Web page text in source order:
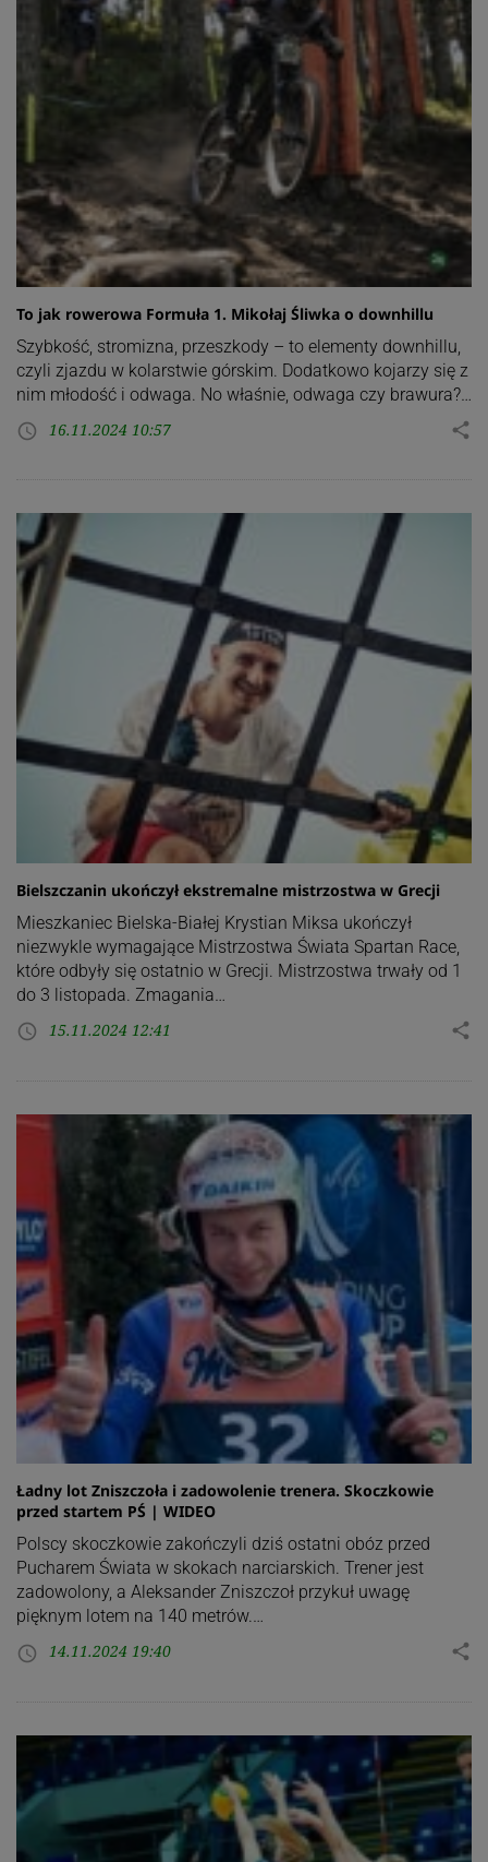
To jak rowerowa Formuła 1. Mikołaj Śliwka o downhillu
Szybkość, stromizna, przeszkody – to elementy downhillu,
czyli zjazdu w kolarstwie górskim. Dodatkowo kojarzy się z
nim młodość i odwaga. No właśnie, odwaga czy brawura?…
access_time 16.11.2024 10:57 share
Bielszczanin ukończył ekstremalne mistrzostwa w Grecji
Mieszkaniec Bielska-Białej Krystian Miksa ukończył
niezwykle wymagające Mistrzostwa Świata Spartan Race,
które odbyły się ostatnio w Grecji. Mistrzostwa trwały od 1
do 3 listopada. Zmagania…
access_time 15.11.2024 12:41 share
Ładny lot Zniszczoła i zadowolenie trenera. Skoczkowie
przed startem PŚ | WIDEO
Polscy skoczkowie zakończyli dziś ostatni obóz przed
Pucharem Świata w skokach narciarskich. Trener jest
zadowolony, a Aleksander Zniszczoł przykuł uwagę
pięknym lotem na 140 metrów.…
access_time 14.11.2024 19:40 share